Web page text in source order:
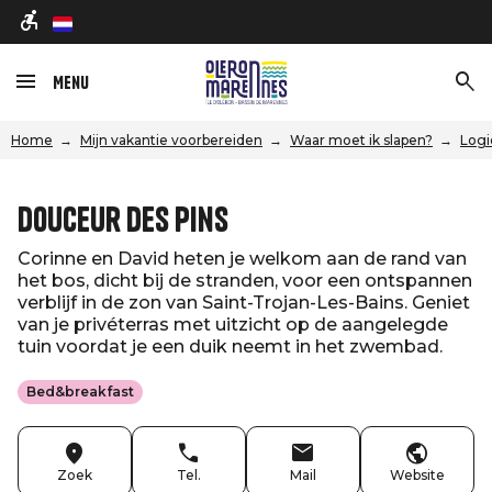
nl
Menu
Home Mijn vakantie voorbereiden Waar moet ik slapen?
Douceur des Pins
Corinne en David heten je welkom aan de rand van
het bos, dicht bij de stranden, voor een ontspannen
verblijf in de zon van Saint-Trojan-Les-Bains. Geniet
van je privéterras met uitzicht op de aangelegde
tuin voordat je een duik neemt in het zwembad.
Bed&breakfast
Zoek Tel. Mail Website